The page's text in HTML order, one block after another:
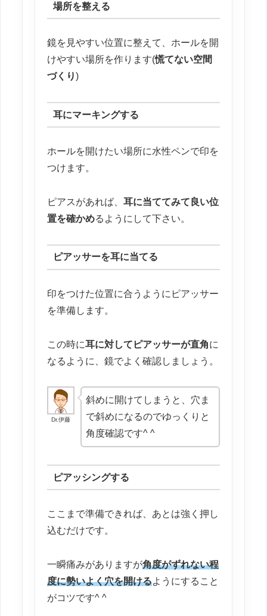
場所を整える
鏡を見やすい位置に整えて、ホールを開
けやすい場所を作ります(慌てない空間
づくり)
耳にマーキングする
ホールを開けたい場所に水性ペンで印を
つけます。
ピアスがあれば、 耳に当ててみて良い位
置を確かめるようにして下さい。
ピアッサーを耳に当てる
印をつけた位置に合うようにピアッサー
を準備します。
この時に耳に対してピアッサーが直角に
なるように、鏡でよく確認しましょう。
Dr.伊藤
斜めに開けてしまうと、穴ま
で斜めになるのでゆっくりと
角度確認です^ ^
ピアッシングする
ここまで準備できれば、あとは強く押し
込むだけです。
一瞬痛みがありますが角度がずれない程
度に勢いよく穴を開けるようにすること
がコツです^ ^